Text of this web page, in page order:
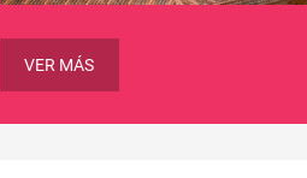
VER MÁS